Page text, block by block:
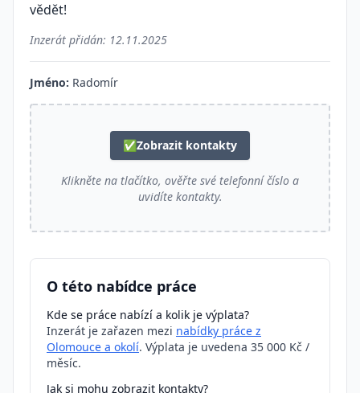
vědět!
Inzerát přidán: 12.11.2025
Jméno: Radomír
✅Zobrazit kontakty
Klikněte na tlačítko, ověřte své telefonní číslo a
uvidíte kontakty.
O této nabídce práce
Kde se práce nabízí a kolik je výplata?
Inzerát je zařazen mezi nabídky práce z
Olomouce a okolí. Výplata je uvedena 35 000 Kč /
měsíc.
Jak si mohu zobrazit kontakty?